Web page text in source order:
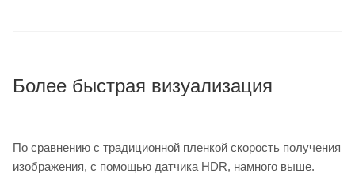
Более быстрая визуализация
По сравнению с традиционной пленкой скорость получения
изображения, с помощью датчика HDR, намного выше.